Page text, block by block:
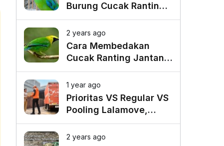
Burung Cucak Ranting
Agar Gacor
2 years ago
Cara Membedakan
Cucak Ranting Jantan
Dan Betina
1 year ago
Prioritas VS Regular VS
Pooling Lalamove,
Mana yang Paling
Cocok untuk Kebutuhan
2 years ago